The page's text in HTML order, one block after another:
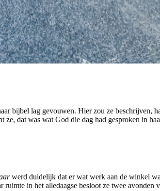
bijbel lag gevouwen. Hier zou ze beschrijven,
ze, dat was wat God die dag had gesproken in
werd duidelijk dat er wat werk aan de winkel
in het alledaagse besloot ze twee